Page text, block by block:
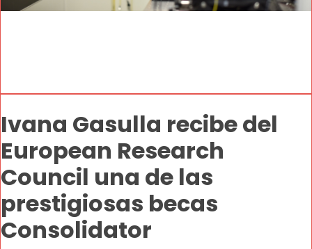
Ivana Gasulla recibe del
European Research
Council una de las
prestigiosas becas
Consolidator